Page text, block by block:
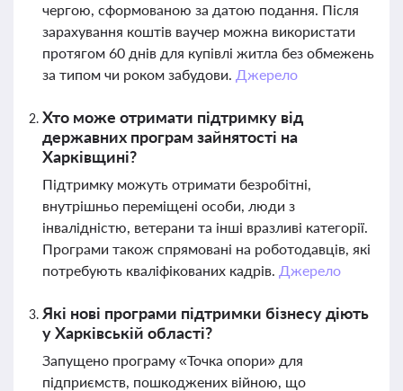
чергою, сформованою за датою подання. Після
зарахування коштів ваучер можна використати
протягом 60 днів для купівлі житла без обмежень
за типом чи роком забудови. Джерело
Хто може отримати підтримку від
державних програм зайнятості на
Харківщині?
Підтримку можуть отримати безробітні,
внутрішньо переміщені особи, люди з
інвалідністю, ветерани та інші вразливі категорії.
Програми також спрямовані на роботодавців, які
потребують кваліфікованих кадрів. Джерело
Які нові програми підтримки бізнесу діють
у Харківській області?
Запущено програму «Точка опори» для
підприємств, пошкоджених війною, що